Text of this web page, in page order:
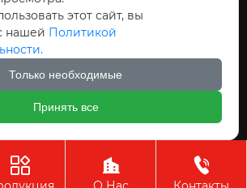
Чжуншань Хайвэй
  
этот сайт, вы
нашей Политикой
Только необходимые
Принять все